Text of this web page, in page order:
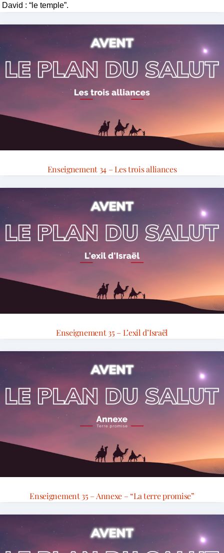
David : “le temple”.
Enseignement 34 – Les trois alliances
Enseignement 35 – L’exil d’Israël
Enseignement 35 – Annexe – “La terre promise”